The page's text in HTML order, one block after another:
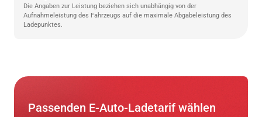
Die Angaben zur Leistung beziehen sich unabhängig von der
Aufnahmeleistung des Fahrzeugs auf die maximale Abgabeleistung des
Ladepunktes.
Passenden E-Auto-Ladetarif wählen